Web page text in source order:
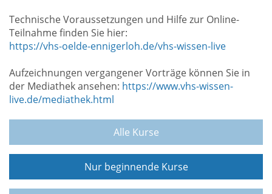
Technische Voraussetzungen und Hilfe zur Online-
Teilnahme finden Sie hier:
https://vhs-oelde-ennigerloh.de/vhs-wissen-live
Aufzeichnungen vergangener Vorträge können Sie in
der Mediathek ansehen: https://www.vhs-wissen-
live.de/mediathek.html
Alle Kurse
Nur beginnende Kurse